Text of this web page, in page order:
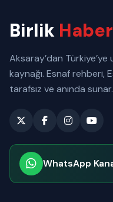
Birlik Haber
Aksaray’dan Türkiye’ye
kaynağı. Esnaf rehberi,
tarafsız ve anında sunar.
WhatsApp